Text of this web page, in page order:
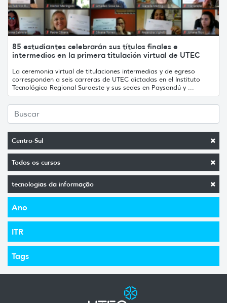
Centro-Sul
Todos os cursos
tecnologias da informação
Ano
ITR
Tags
85 estudiantes celebrarán sus títulos finales e
intermedios en la primera titulación virtual de UTEC
La ceremonia virtual de titulaciones intermedias y de egreso
corresponden a seis carreras de UTEC dictadas en el Instituto
Tecnológico Regional Suroeste y sus sedes en Paysandú y ...